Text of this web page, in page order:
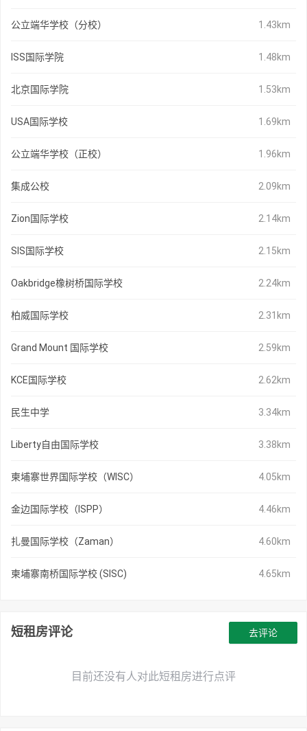
公立端华学校（分校） 1.43km
ISS国际学院 1.48km
北京国际学院 1.53km
USA国际学校 1.69km
公立端华学校（正校） 1.96km
集成公校 2.09km
Zion国际学校 2.14km
SIS国际学校 2.15km
Oakbridge橡树桥国际学校 2.24km
柏威国际学校 2.31km
Grand Mount 国际学校 2.59km
KCE国际学校 2.62km
民生中学 3.34km
Liberty自由国际学校 3.38km
柬埔寨世界国际学校（WISC） 4.05km
金边国际学校（ISPP） 4.46km
扎曼国际学校（Zaman） 4.60km
柬埔寨南桥国际学校 (SISC) 4.65km
短租房评论
目前还没有人对此短租房进行点评
去评论